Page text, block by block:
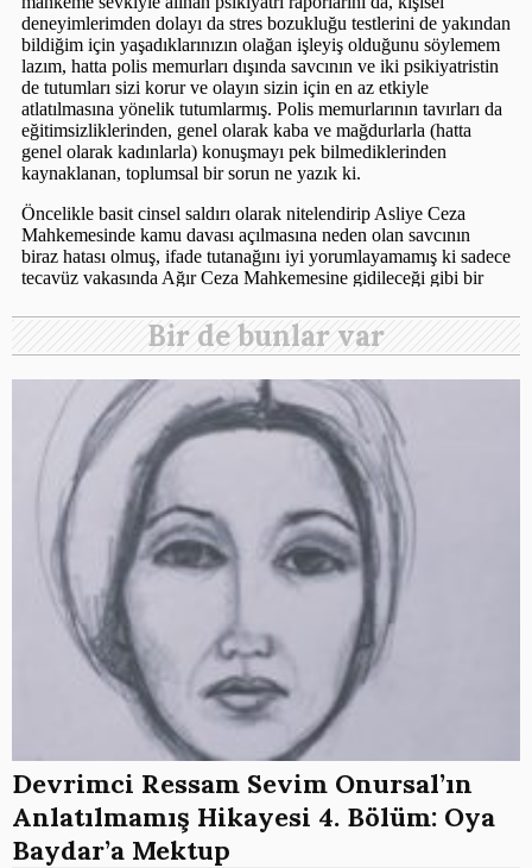
Bir de bunlar var
Devrimci Ressam Sevim Onursal’ın
Anlatılmamış Hikayesi 4. Bölüm: Oya
Baydar’a Mektup